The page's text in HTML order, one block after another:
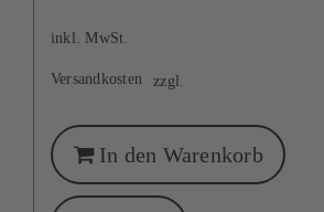
inkl. MwSt.
zzgl.
Versandkosten
In den Warenkorb